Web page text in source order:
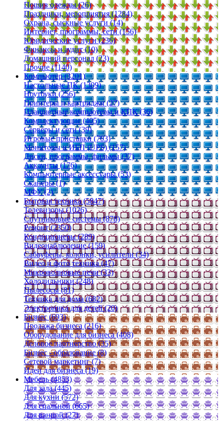
Пошив одежды (26)
Праздники, мероприятия (1284)
Охрана, сыскные услуги (14)
Интернет, программы, сети (156)
Юридические услуги (236)
Финансы и аудит (10)
Домашний персонал (23)
Прочие (1140)
Компьютер (3201)
Настольные ПК (1309)
Ноутбуки (256)
Принтеры и картриджи (27)
Планшетные компьютеры и КПК (36)
Комплектующие (405)
Серверы и сети (39)
Игровые приставки (703)
Мониторы и ИБП (UPS) (157)
Диски, программы, фильмы (37)
Аккаунты (176)
Компьютерные аксессуары (53)
Сканеры (1)
МФУ (2)
Бытовая техника (5847)
Телевизоры (1026)
Спутниковые системы (878)
Ремонт (2350)
Кондиционеры (289)
Видеонаблюдение (159)
Сабвуферы, колонки, усилители (34)
Видео и фото техника (47)
Микроволновые печи (33)
Холодильники (248)
Пылесосы (81)
Техника для дома (682)
Электроника для детей (20)
Бизнес (693)
Продажа бизнеса (216)
Оборудование для бизнеса (408)
Деловое партнерство (35)
Бизнес - образование (8)
Сетевой маркетинг (7)
Идеи для бизнеса (19)
Мебель (4853)
Для зала (445)
Для кухни (572)
Для спальной (665)
Для ванной (27)